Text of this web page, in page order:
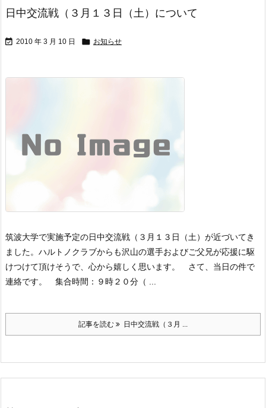
日中交流戦（３月１３日（土）について
 2010 年 3 月 10 日  お知らせ
筑波大学で実施予定の日中交流戦（３月１３日（土）が近づいてき
ました。ハルトノクラブからも沢山の選手およびご父兄が応援に駆
けつけて頂けそうで、心から嬉しく思います。
さて、当日の件で
連絡です。
集合時間：９時２０分（ ...
記事を読む 日中交流戦（３月 ...